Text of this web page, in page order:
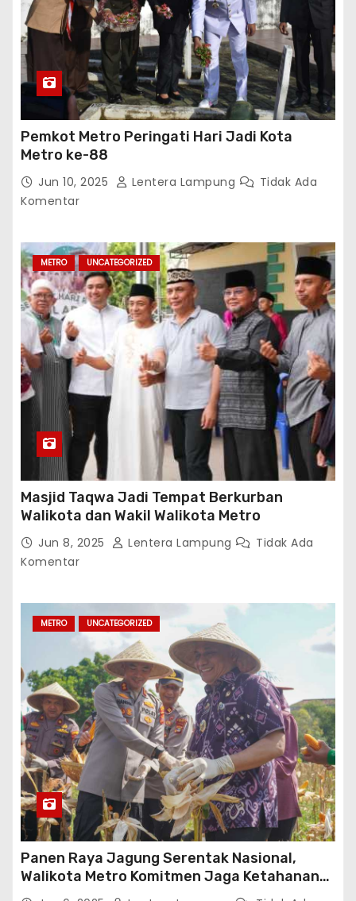
Pemkot Metro Peringati Hari Jadi Kota
Metro ke-88
Jun 10, 2025 Lentera Lampung
Tidak Ada
Komentar
METRO UNCATEGORIZED
Masjid Taqwa Jadi Tempat Berkurban
Walikota dan Wakil Walikota Metro
Jun 8, 2025 Lentera Lampung
Tidak Ada
Komentar
METRO UNCATEGORIZED
Panen Raya Jagung Serentak Nasional,
Walikota Metro Komitmen Jaga Ketahanan
Pangan